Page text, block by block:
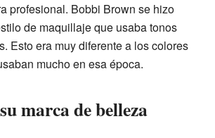
profesional. Bobbi Brown se hizo
de maquillaje que usaba tonos
Esto era muy diferente a los colores
mucho en esa época.
marca de belleza